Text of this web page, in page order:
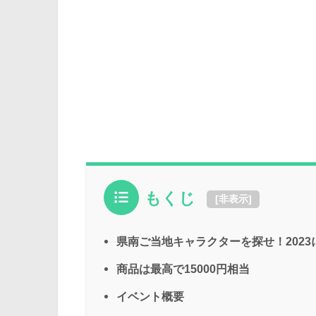
もくじ [非表示]
県南ご当地キャラクターを探せ！2023
商品は最高で15000円相当
イベント概要